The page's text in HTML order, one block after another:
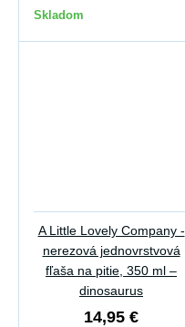
Skladom
A Little Lovely Company -
nerezová jednovrstvová
fľaša na pitie, 350 ml –
dinosaurus
14,95 €